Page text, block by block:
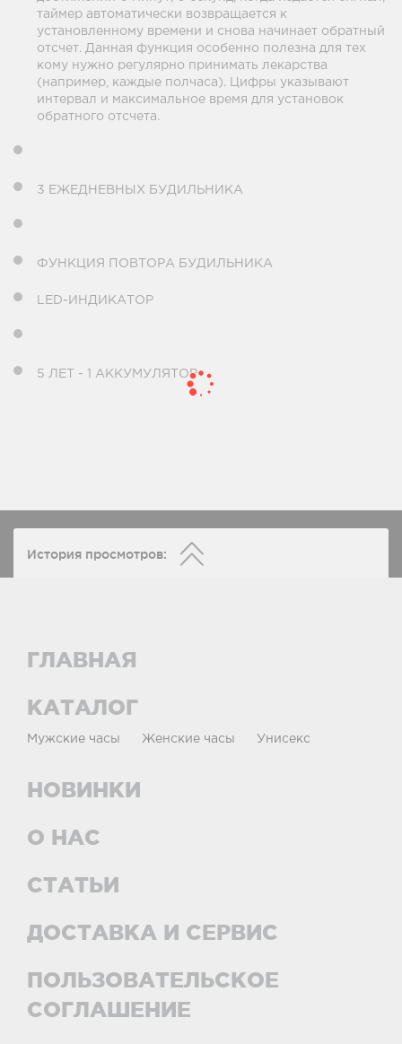
таймер автоматически возвращается к
установленному времени и снова начинает обратный
отсчет. Данная функция особенно полезна для тех
кому нужно регулярно принимать лекарства
(например, каждые полчаса). Цифры указывают
интервал и максимальное время для установок
обратного отсчета.
3 ЕЖЕДНЕВНЫХ БУДИЛЬНИКА
ФУНКЦИЯ ПОВТОРА БУДИЛЬНИКА
LED-ИНДИКАТОР
5 ЛЕТ - 1 АККУМУЛЯТОР
История просмотров:
ГЛАВНАЯ
КАТАЛОГ
Мужские часы Женские часы Унисекс
НОВИНКИ
О НАС
СТАТЬИ
ДОСТАВКА И СЕРВИС
ПОЛЬЗОВАТЕЛЬСКОЕ
СОГЛАШЕНИЕ